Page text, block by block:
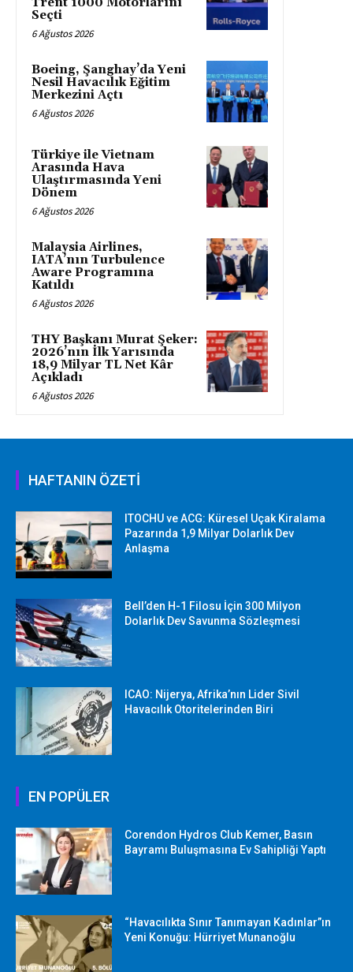
Seçti
6 Ağustos 2026
Boeing, Şanghay’da Yeni
Nesil Havacılık Eğitim
Merkezini Açtı
6 Ağustos 2026
Türkiye ile Vietnam
Arasında Hava
Ulaştırmasında Yeni
Dönem
6 Ağustos 2026
Malaysia Airlines,
IATA’nın Turbulence
Aware Programına
Katıldı
6 Ağustos 2026
THY Başkanı Murat Şeker:
2026’nın İlk Yarısında
18,9 Milyar TL Net Kâr
Açıkladı
6 Ağustos 2026
HAFTANIN ÖZETİ
ITOCHU ve ACG: Küresel Uçak Kiralama
Pazarında 1,9 Milyar Dolarlık Dev
Anlaşma
Bell’den H-1 Filosu İçin 300 Milyon
Dolarlık Dev Savunma Sözleşmesi
ICAO: Nijerya, Afrika’nın Lider Sivil
Havacılık Otoritelerinden Biri
EN POPÜLER
Corendon Hydros Club Kemer, Basın
Bayramı Buluşmasına Ev Sahipliği Yaptı
“Havacılıkta Sınır Tanımayan Kadınlar”ın
Yeni Konuğu: Hürriyet Munanoğlu